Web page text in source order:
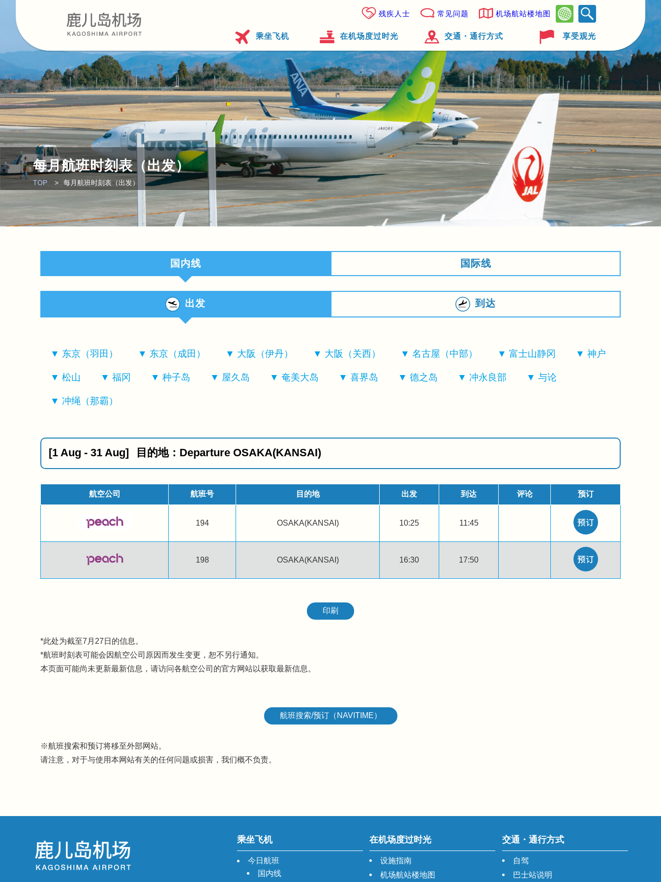
残疾人士 常见问题 机场航站楼地图
乘坐飞机 在机场度过时光 交通・通行方式 享受观光
每月航班时刻表（出发）
TOP 每月航班时刻表（出发）
国内线 国际线
出发 到达
东京（羽田） 东京（成田） 大阪（伊丹） 大阪（关西） 名古屋（中部） 富士山静冈 神户
松山 福冈 种子岛 屋久岛 奄美大岛 喜界岛 德之岛 冲永良部 与论
冲绳（那霸）
[1 Aug - 31 Aug] 目的地：Departure OSAKA(KANSAI)
航空公司 航班号 目的地 出发 到达 评论 预订
194 OSAKA(KANSAI) 10:25 11:45
198 OSAKA(KANSAI) 16:30 17:50
印刷
此处为截至7月27日的信息。
*航班时刻表可能会因航空公司原因而发生变更，恕不另行通知。
本页面可能尚未更新最新信息，请访问各航空公司的官方网站以获取最新信息。
航班搜索/预订（NAVITIME）
※航班搜索和预订将移至外部网站。
请注意，对于与使用本网站有关的任何问题或损害，我们概不负责。
乘坐飞机
今日航班
国内线
在机场度过时光
设施指南
机场航站楼地图
交通・通行方式
自驾
巴士站说明